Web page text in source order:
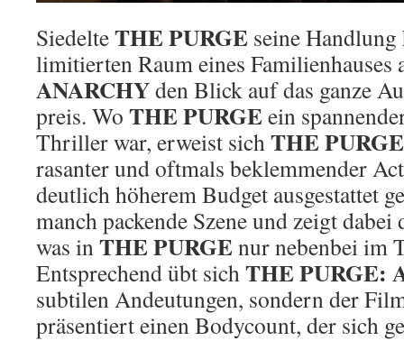
SiedelteTHE PURGE seine
limitierten Raum eines Familienhauses
ANARCHYden Blick auf das ganze
preis. Wo THE PURGEein
Thriller war, erweist sichTHE
rasanter und oftmals beklemmender
deutlich höherem Budget ausgestattet
manch packende Szene und zeigt dabei
was inTHE PURGEnur nebenbei im
Entsprechend übt sichTHE PURGE:
subtilen Andeutungen, sondern der
präsentiert einen Bodycount, der sich